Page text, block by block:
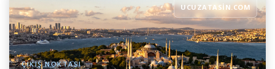
UCUZATASIN.COM
ÇIKIŞ NOKTASI